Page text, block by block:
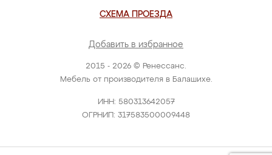
2015 - 2026 © Ренессанс.
Мебель от производителя в Балашихе.
ИНН: 580313642057
ОГРНИП: 317583500009448
СХЕМА ПРОЕЗДА
Добавить в избранное